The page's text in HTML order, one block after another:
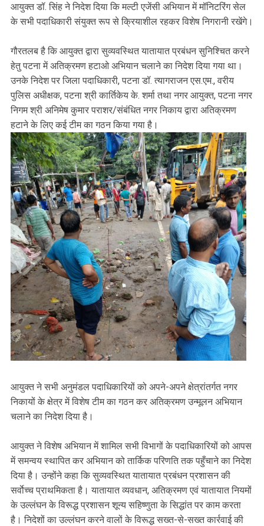
आयुक्त डॉ. सिंह ने निदेश दिया कि मल्टी एजेंसी अभियान में मॉनिटरिंग सेल
के सभी पदाधिकारी संयुक्त रूप से क्रियाशील रहकर विशेष निगरानी रखेंगे।
गौरतलब है कि आयुक्त द्वारा सुव्यवस्थित यातायात प्रबंधन सुनिश्चित करने
हेतु पटना में अतिक्रमण हटाओ अभियान चलाने का निदेश दिया गया था।
उनके निदेश पर जिला पदाधिकारी, पटना डॉ. त्यागराजन एस.एम., वरीय
पुलिस अधीक्षक, पटना श्री कार्तिकेय के. शर्मा तथा नगर आयुक्त, पटना नगर
निगम श्री अनिमेष कुमार पराशर/संबंधित नगर निकाय द्वारा अतिक्रमण
हटाने के लिए कई टीम का गठन किया गया है।
आयुक्त ने सभी अनुमंडल पदाधिकारियों को अपने-अपने क्षेत्रांतर्गत नगर
निकायों के क्षेत्र में विशेष टीम का गठन कर अतिक्रमण उन्मूलन अभियान
चलाने का निदेश दिया है।
आयुक्त ने विशेष अभियान में शामिल सभी विभागों के पदाधिकारियों को आपस
में समन्वय स्थापित कर अभियान को तार्किक परिणति तक पहुँचाने का निदेश
दिया है। उन्होंने कहा कि सुव्यवस्थित यातायात प्रबंधन प्रशासन की
सर्वाेच्च प्राथमिकता है। यातायात व्यवधान, अतिक्रमण एवं यातायात नियमों
के उल्लंघन के विरूद्ध प्रशासन शून्य सहिष्णुता के सिद्धांत पर काम करता
है। निदेशों का उल्लंघन करने वालों के विरूद्ध सख्त-से-सख्त कार्रवाई की